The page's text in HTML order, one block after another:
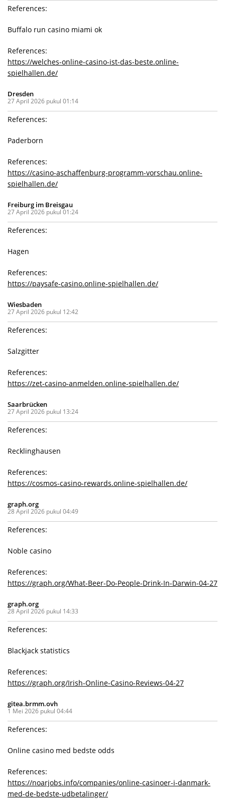
References:
Buffalo run casino miami ok
References:
https://welches-online-casino-ist-das-beste.online-
spielhallen.de/
Dresden
27 April 2026 pukul 01:14
References:
Paderborn
References:
https://casino-aschaffenburg-programm-vorschau.online-
spielhallen.de/
Freiburg im Breisgau
27 April 2026 pukul 01:24
References:
Hagen
References:
https://paysafe-casino.online-spielhallen.de/
Wiesbaden
27 April 2026 pukul 12:42
References:
Salzgitter
References:
https://zet-casino-anmelden.online-spielhallen.de/
Saarbrücken
27 April 2026 pukul 13:24
References:
Recklinghausen
References:
https://cosmos-casino-rewards.online-spielhallen.de/
graph.org
28 April 2026 pukul 04:49
References:
Noble casino
References:
https://graph.org/What-Beer-Do-People-Drink-In-Darwin-04-27
graph.org
28 April 2026 pukul 14:33
References:
Blackjack statistics
References:
https://graph.org/Irish-Online-Casino-Reviews-04-27
gitea.brmm.ovh
1 Mei 2026 pukul 04:44
References:
Online casino med bedste odds
References:
https://noarjobs.info/companies/online-casinoer-i-danmark-
med-de-bedste-udbetalinger/